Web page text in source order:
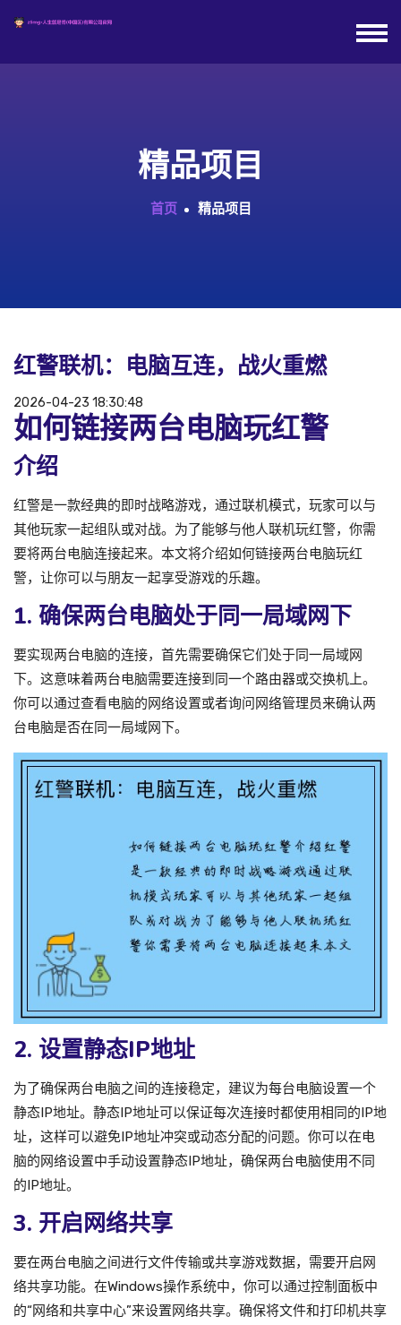
精品项目
首页 精品项目
红警联机：电脑互连，战火重燃
2026-04-23 18:30:48
如何链接两台电脑玩红警
介绍
红警是一款经典的即时战略游戏，通过联机模式，玩家可以与
其他玩家一起组队或对战。为了能够与他人联机玩红警，你需
要将两台电脑连接起来。本文将介绍如何链接两台电脑玩红
警，让你可以与朋友一起享受游戏的乐趣。
1. 确保两台电脑处于同一局域网下
要实现两台电脑的连接，首先需要确保它们处于同一局域网
下。这意味着两台电脑需要连接到同一个路由器或交换机上。
你可以通过查看电脑的网络设置或者询问网络管理员来确认两
台电脑是否在同一局域网下。
2. 设置静态IP地址
为了确保两台电脑之间的连接稳定，建议为每台电脑设置一个
静态IP地址。静态IP地址可以保证每次连接时都使用相同的IP地
址，这样可以避免IP地址冲突或动态分配的问题。你可以在电
脑的网络设置中手动设置静态IP地址，确保两台电脑使用不同
的IP地址。
3. 开启网络共享
要在两台电脑之间进行文件传输或共享游戏数据，需要开启网
络共享功能。在Windows操作系统中，你可以通过控制面板中
的“网络和共享中心”来设置网络共享。确保将文件和打印机共享